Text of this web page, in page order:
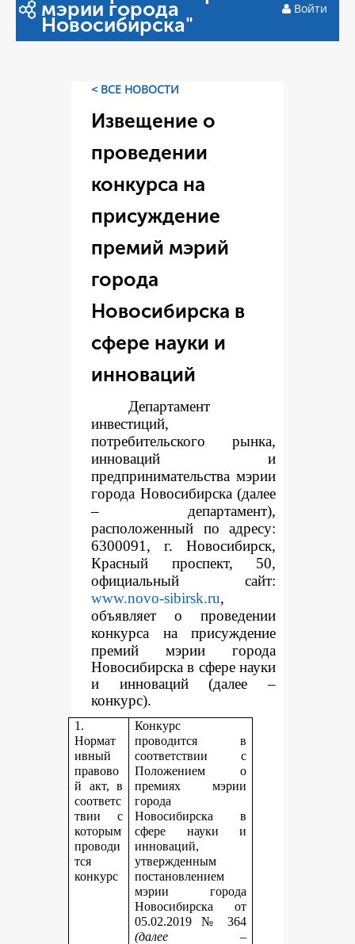
мэрии города
Новосибирска"
Войти
< ВСЕ НОВОСТИ
Извещение о
проведении
конкурса на
присуждение
премий мэрий
города
Новосибирска в
сфере науки и
инноваций
Департамент
инвестиций,
потребительского рынка,
инноваций и
предпринимательства мэрии
города Новосибирска (далее
– департамент),
расположенный по адресу:
6300091, г. Новосибирск,
Красный проспект, 50,
официальный сайт:
www.novo-sibirsk.ru,
объявляет о проведении
конкурса на присуждение
премий мэрии города
Новосибирска в сфере науки
и инноваций (далее –
конкурс).
1.
Нормат
ивный
правово
й акт, в
соответс
твии с
которым
проводи
тся
конкурс
Конкурс
проводится в
соответствии с
Положением о
премиях мэрии
города
Новосибирска в
сфере науки и
инноваций,
утвержденным
постановлением
мэрии города
Новосибирска от
05.02.2019 № 364
(далее –